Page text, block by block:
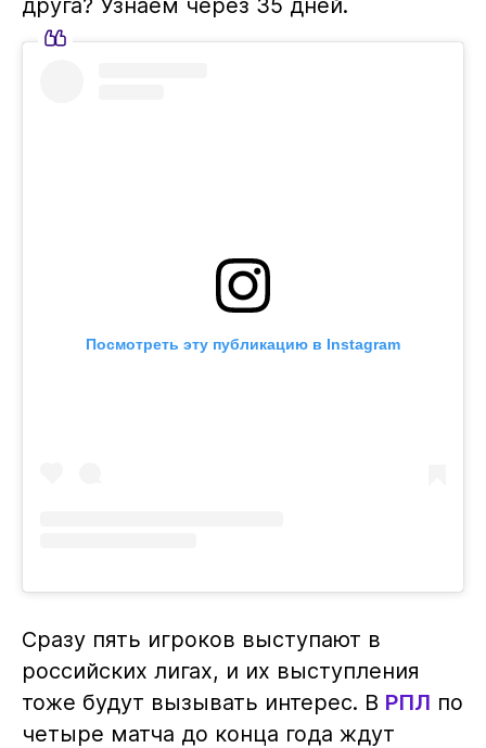
Посмотреть эту публикацию в Instagram
Сразу пять игроков выступают в
российских лигах, и их выступления
тоже будут вызывать интерес. В РПЛ по
четыре матча до конца года ждут